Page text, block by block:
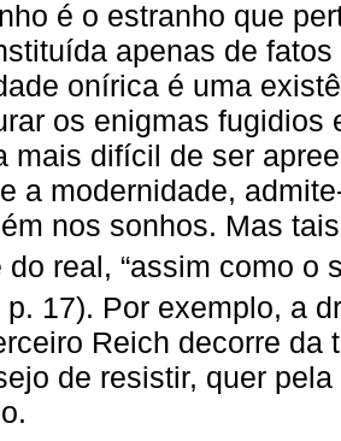
é o estranho que
apenas de
onírica é uma
os enigmas fugidios
mais difícil de ser
a modernidade,
nos sonhos. Mas
do real, “assim como o
p. 17). Por exemplo, a
Reich decorre
de resistir, quer